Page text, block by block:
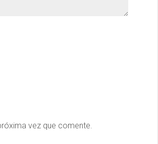
vez que comente.